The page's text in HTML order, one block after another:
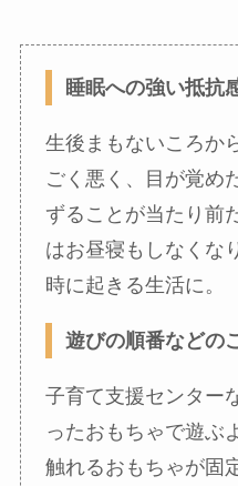
睡眠への強い抵抗
生後まもないころか
ごく悪く、目が覚め
ずることが当たり前
はお昼寝もしなくな
時に起きる生活に。
遊びの順番などの
子育て支援センター
ったおもちゃで遊ぶ
触れるおもちゃが固